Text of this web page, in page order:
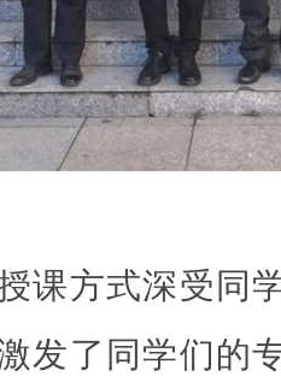
课方式深受同
发了同学们的